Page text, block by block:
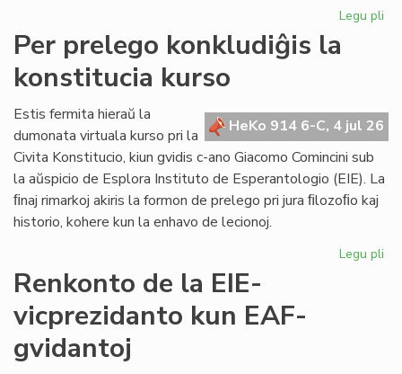
Legu pli
al
Per prelego konkludiĝis la
konstitucia kurso
HeKo 914 6-C, 4 jul 26
Estis fermita hieraŭ la
dumonata virtuala kurso pri la
Civita Konstitucio, kiun gvidis c-ano Giacomo Comincini sub
la aŭspicio de Esplora Instituto de Esperantologio (EIE). La
ﬁnaj rimarkoj akiris la formon de prelego pri jura ﬁlozoﬁo kaj
historio, kohere kun la enhavo de lecionoj.
Legu pli
Renkonto de la EIE-
vicprezidanto kun EAF-
gvidantoj